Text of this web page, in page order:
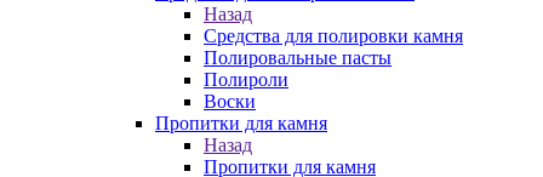
Назад
Средства для полировки камня
Полировальные пасты
Полироли
Воски
Пропитки для камня
Назад
Пропитки для камня